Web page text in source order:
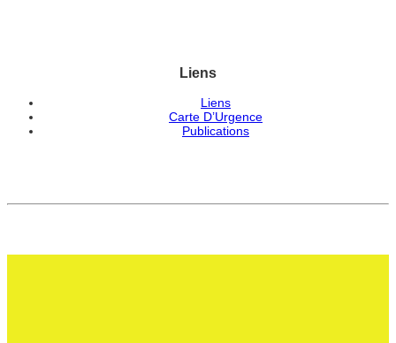
Liens
Liens
Carte D’Urgence
Publications